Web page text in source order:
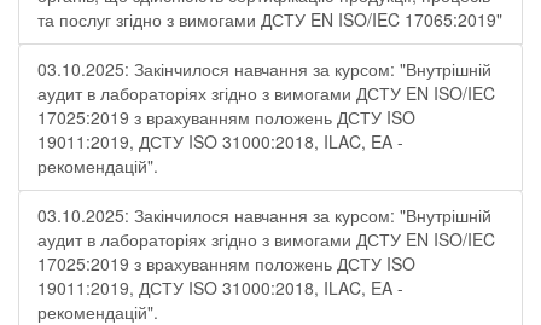
та послуг згідно з вимогами ДСТУ EN ISO/IEC 17065:2019"
03.10.2025: Закінчилося навчання за курсом: "Внутрішній
аудит в лабораторіях згідно з вимогами ДСТУ EN ISO/IEC
17025:2019 з врахуванням положень ДСТУ ISO
19011:2019, ДСТУ ISO 31000:2018, ILAC, EA -
рекомендацій".
03.10.2025: Закінчилося навчання за курсом: "Внутрішній
аудит в лабораторіях згідно з вимогами ДСТУ EN ISO/IEC
17025:2019 з врахуванням положень ДСТУ ISO
19011:2019, ДСТУ ISO 31000:2018, ILAC, EA -
рекомендацій".